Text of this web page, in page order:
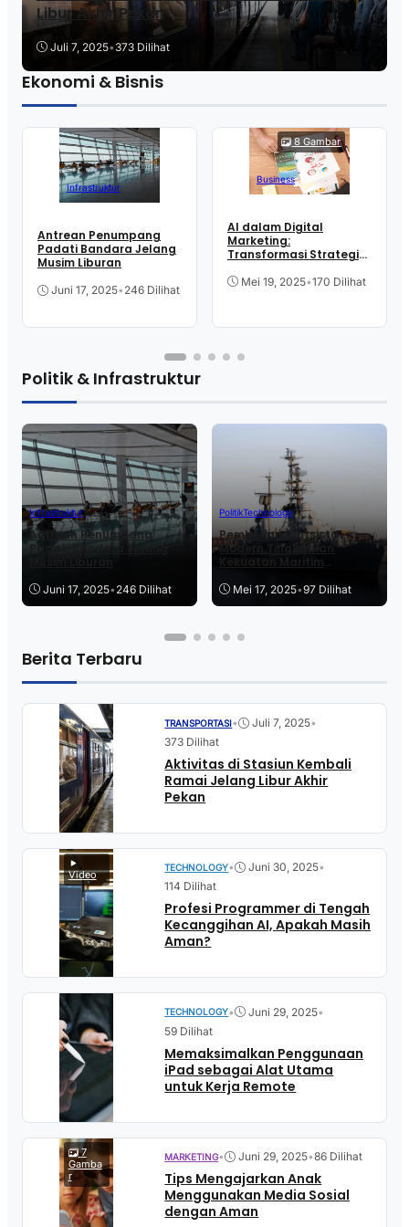
Libur Akhir Pekan
Juli 7, 2025•373 Dilihat
Ekonomi & Bisnis
Infrastruktur
Antrean Penumpang
Padati Bandara Jelang
Musim Liburan
Juni 17, 2025• 246 Dilihat
8 Gambar
Business
AI dalam Digital
Marketing:
Transformasi Strategi
Depan
Mei 19, 2025•170 Dilihat
Politik & Infrastruktur
Infrastruktur
Antrean Penumpang
Padati Bandara Jelang
Juni 17, 2025• 246 Dilihat
PolitikTechnology
Pembelian Alutsista
Modern Tingkatkan
Kekuatan Maritim
Mei 17, 2025•97 Dilihat
Berita Terbaru
TRANSPORTASI• Juli 7, 2025•
373 Dilihat
Aktivitas di Stasiun Kembali
Ramai Jelang Libur Akhir
Pekan
Video
TECHNOLOGY• Juni 30, 2025•
114 Dilihat
Profesi Programmer di Tengah
Kecanggihan AI, Apakah Masih
Aman?
TECHNOLOGY• Juni 29, 2025•
59 Dilihat
Memaksimalkan Penggunaan
iPad sebagai Alat Utama
untuk Kerja Remote
7
Gamba
r
MARKETING• Juni 29, 2025•86 Dilihat
Tips Mengajarkan Anak
Menggunakan Media Sosial
dengan Aman